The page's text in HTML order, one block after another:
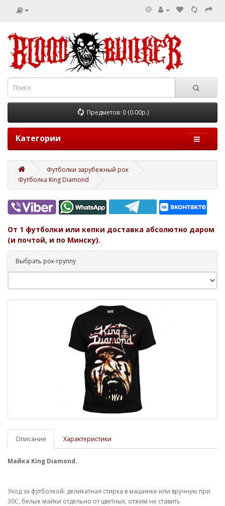
Предметов: 0 (0.00р.)
Категории
Футболки зарубежный рок
Футболка King Diamond
От 1 футболки или кепки доставка абсолютно даром
(и почтой, и по Минску).
Выбрать рок-группу
Описание Характеристики
Майка King Diamond.
Уход за футболкой: деликатная стирка в машинке или вручную при
30С, белые майки отдельно от цветных, отжим не ставить